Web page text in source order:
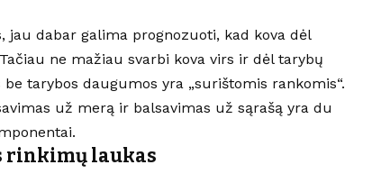
dabar galima prognozuoti, kad kova dėl
ne mažiau svarbi kova virs ir dėl tarybų
tarybos daugumos yra „surištomis rankomis“.
už merą ir balsavimas už sąrašą yra du
rinkimų laukas